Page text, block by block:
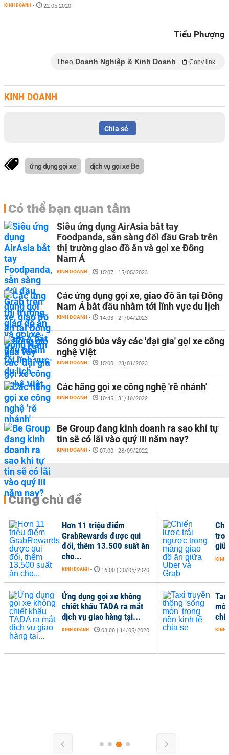
KINH DOANH - 22-05-2020
Tiểu Phượng
Theo Doanh Nghiệp & Kinh Doanh Copy link
KINH DOANH
Chia sẻ
ứng dụng gọi xe dịch vụ gọi xe Be
Có thể bạn quan tâm
Siêu ứng dụng AirAsia bắt tay
Foodpanda, sẵn sàng đối đầu Grab trên
thị trường giao đồ ăn và gọi xe Đông
Nam Á
KINH DOANH - 15:07 | 15/05/2023
Các ứng dụng gọi xe, giao đồ ăn tại Đông
Nam Á bắt đầu nhắm tới lĩnh vực du lịch
KINH DOANH - 14:03 | 21/04/2023
Sóng gió bủa vây các 'đại gia' gọi xe công
nghệ Việt
KINH DOANH - 15:00 | 23/01/2023
Các hãng gọi xe công nghệ 'rẽ nhánh'
KINH DOANH - 10:45 | 31/10/2022
Be Group đang kinh doanh ra sao khi tự
tin sẽ có lãi vào quý III năm nay?
KINH DOANH - 07:00 | 28/09/2022
Cùng chủ đề
KINH
Hơn 11 triệu điểm
GrabRewards được qui
đổi, thêm 13.500 suất ăn
cho...
KINH DOANH - 16:00 | 20/05/2020
Ứng dụng gọi xe không
chiết khấu TADA ra mắt
dịch vụ giao hàng tại...
KINH DOANH - 08:00 | 14/05/2020
KINH